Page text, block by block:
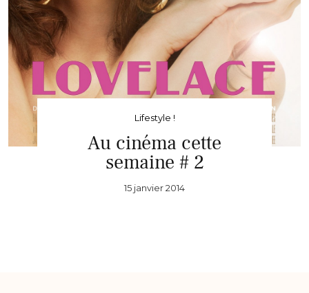
Lifestyle !
Au cinéma cette
semaine # 2
15 janvier 2014